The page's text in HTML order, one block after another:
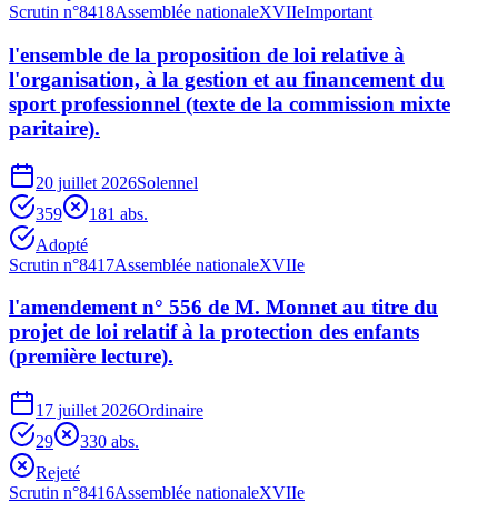
Scrutin n°8418Assemblée nationaleXVIIeImportant
l'ensemble de la proposition de loi relative à
l'organisation, à la gestion et au financement du
sport professionnel (texte de la commission mixte
paritaire).
20 juillet 2026Solennel
359
181 abs.
Adopté
Scrutin n°8417Assemblée nationaleXVIIe
l'amendement n° 556 de M. Monnet au titre du
projet de loi relatif à la protection des enfants
(première lecture).
17 juillet 2026Ordinaire
29
330 abs.
Rejeté
Scrutin n°8416Assemblée nationaleXVIIe